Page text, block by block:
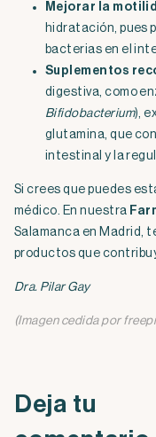
Mejorar la
hidratación, pues
bacterias en el
Suplementos
digestiva, como
Bifidobacterium),
glutamina, que
intestinal y la
Si crees que puedes
médico. En nuestra
Salamanca en Madrid,
productos que
Dra. Pilar Gay
(Imagen cedida por
Deja tu